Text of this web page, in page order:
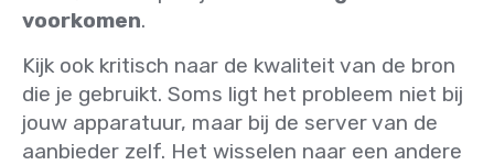
voorkomen.
Kijk ook kritisch naar de kwaliteit van de bron
die je gebruikt. Soms ligt het probleem niet bij
jouw apparatuur, maar bij de server van de
aanbieder zelf. Het wisselen naar een andere